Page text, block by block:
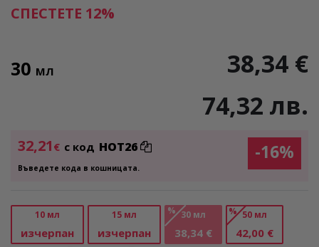
СПЕСТЕТЕ 12%
30 МЛ
38,34 €
74,32 лв.
32,21 € с код HOT26
Въведете кода в кошницата.
-16%
10 мл
изчерпан
15 мл
изчерпан
% 30 мл
38,34 €
% 50 мл
42,00 €